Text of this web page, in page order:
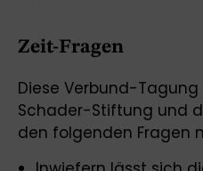
Zeit-Fragen
Diese Verbund-
Schader-Stiftung und
den folgenden Fragen